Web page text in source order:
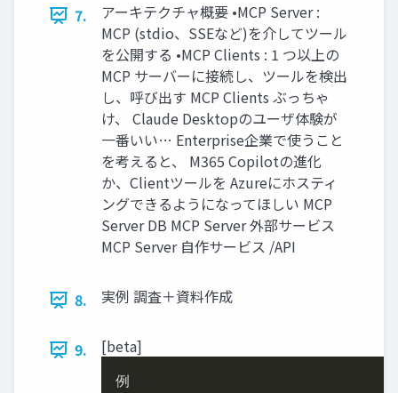
7.
アーキテクチャ概要 •MCP Server :
MCP (stdio、SSEなど)を介してツール
を公開する •MCP Clients : 1 つ以上の
MCP サーバーに接続し、ツールを検出
し、呼び出す MCP Clients ぶっちゃ
け、 Claude Desktopのユーザ体験が
一番いい… Enterprise企業で使うこと
を考えると、 M365 Copilotの進化
か、Clientツールを Azureにホスティ
ングできるようになってほしい MCP
Server DB MCP Server 外部サービス
MCP Server 自作サービス /API
8. 実例 調査＋資料作成
9. [beta]
例